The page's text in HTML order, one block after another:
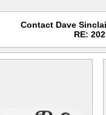
Contact Dave
RE: